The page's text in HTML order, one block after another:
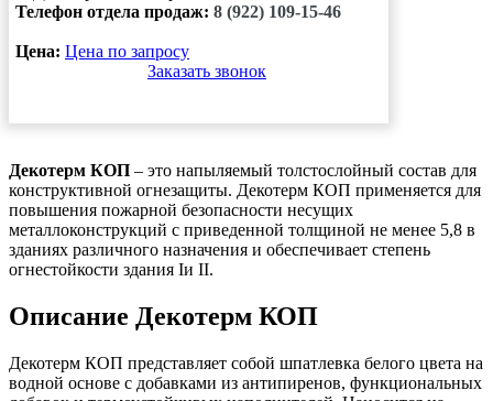
Телефон отдела продаж: 8 (922) 109-15-46
Цена: Цена по запросу
Заказать звонок
Декотерм КОП – это напыляемый толстослойный состав для
конструктивной огнезащиты. Декотерм КОП применяется для
повышения пожарной безопасности несущих
металлоконструкций с приведенной толщиной не менее 5,8 в
зданиях различного назначения и обеспечивает степень
огнестойкости здания Iи II.
Описание Декотерм КОП
Декотерм КОП представляет собой шпатлевка белого цвета на
водной основе с добавками из антипиренов, функциональных